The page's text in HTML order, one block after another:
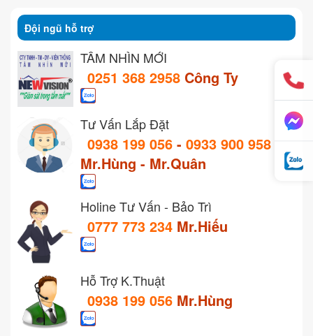
Đội ngũ hỗ trợ
TẦM NHÌN MỚI
0251 368 2958 Công Ty
Tư Vấn Lắp Đặt
0938 199 056 - 0933 900 958
Mr.Hùng - Mr.Quân
Holine Tư Vấn - Bảo Trì
0777 773 234 Mr.Hiếu
Hỗ Trợ K.Thuật
0938 199 056 Mr.Hùng